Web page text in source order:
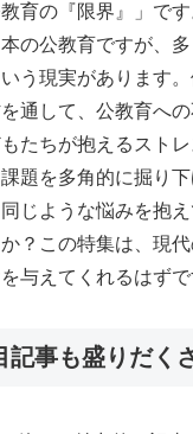
育の『限界』」で
の公教育ですが、
う現実があります
通して、公教育へ
たちが抱えるスト
題を多角的に掘り
じような悩みを抱
？この特集は、現
与えてくれるはずで
記事も盛りだく